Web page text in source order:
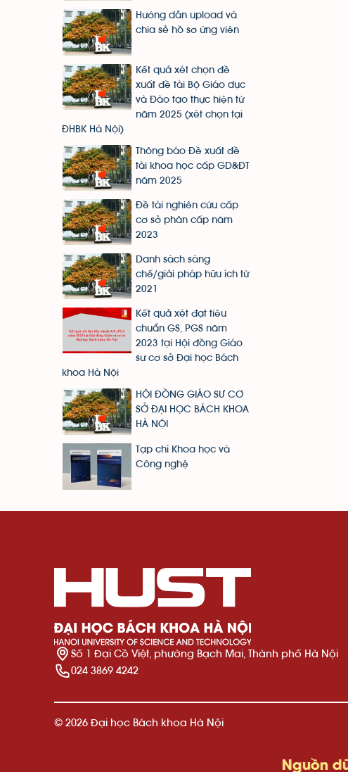
Hướng dẫn upload và
chia sẻ hồ sơ ứng viên
Kết quả xét chọn đề
xuất đề tài Bộ Giáo dục
và Đào tạo thực hiện từ
năm 2025 (xét chọn tại
ĐHBK Hà Nội)
Thông báo Đề xuất đề
tài khoa học cấp GD&ĐT
năm 2025
Đề tài nghiên cứu cấp
cơ sở phân cấp năm
2023
Danh sách sáng
chế/giải pháp hữu ích từ
2021
Kết quả xét đạt tiêu
chuẩn GS, PGS năm
2023 tại Hội đồng Giáo
sư cơ sở Đại học Bách
khoa Hà Nội
HỘI ĐỒNG GIÁO SƯ CƠ
SỞ ĐẠI HỌC BÁCH KHOA
HÀ NỘI
Tạp chí Khoa học và
Công nghệ
Số 1 Đại Cồ Việt, phường Bạch Mai, Thành phố Hà Nội
024 3869 4242
© 2026 Đại học Bách khoa Hà Nội
Nguồn dữ liệu số: